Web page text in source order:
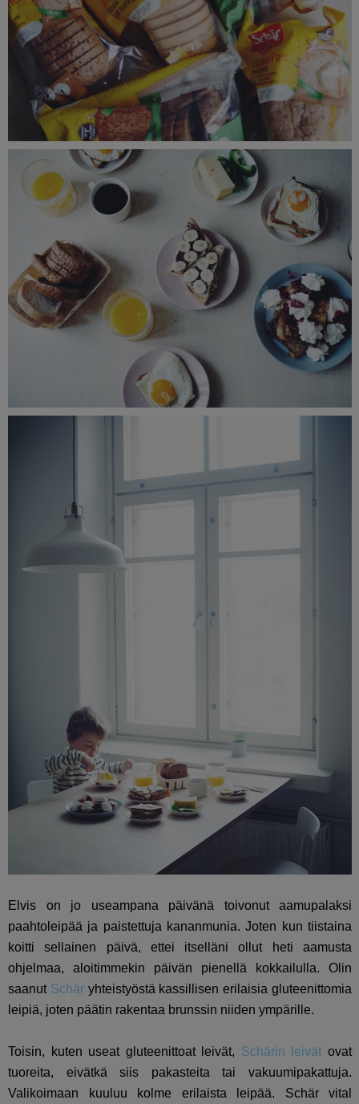
Elvis on jo useampana päivänä toivonut aamupalaksi
paahtoleipää ja paistettuja kananmunia. Joten kun tiistaina
koitti sellainen päivä, ettei itselläni ollut heti aamusta
ohjelmaa, aloitimmekin päivän pienellä kokkailulla. Olin
saanut Schäryhteistyöstä kassillisen erilaisia gluteenittomia
leipiä, joten päätin rakentaa brunssin niiden ympärille.
Toisin, kuten useat gluteenittoat leivät, Schärin leivät ovat
tuoreita, eivätkä siis pakasteita tai vakuumipakattuja.
Valikoimaan kuuluu kolme erilaista leipää. Schär vital